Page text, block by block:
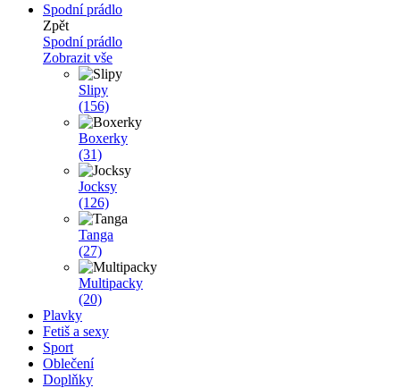
Spodní prádlo
Zpět
Spodní prádlo
Zobrazit vše
Slipy
(156)
Boxerky
(31)
Jocksy
(126)
Tanga
(27)
Multipacky
(20)
Plavky
Fetiš a sexy
Sport
Oblečení
Doplňky